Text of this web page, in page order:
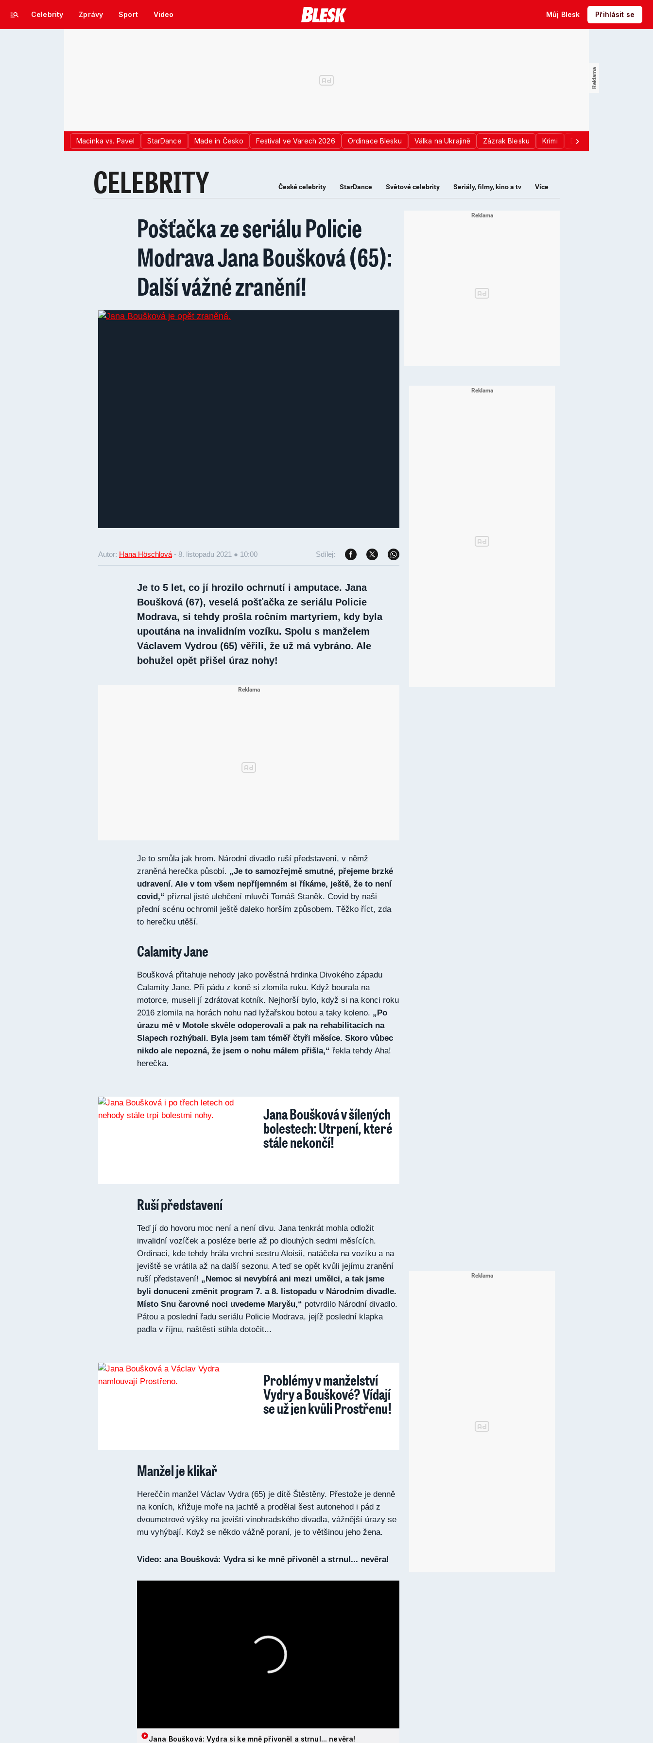
Celebrity Zprávy Sport Video Můj Blesk Přihlásit se
Macinka vs. Pavel StarDance Made in Česko Festival ve Varech 2026 Ordinace Blesku Válka na Ukrajině Zázrak Blesku Krimi Donald Trump
CELEBRITY České celebrity StarDance Světové celebrity Seriály, filmy, kino a tv Více
Pošťačka ze seriálu Policie
Modrava Jana Boušková (65):
Další vážné zranění!
Autor: Hana Höschlová - 8. listopadu 2021 ● 10:00 Sdílej:
Je to 5 let, co jí hrozilo ochrnutí i amputace. Jana
Boušková (67), veselá pošťačka ze seriálu Policie
Modrava, si tehdy prošla ročním martyriem, kdy byla
upoutána na invalidním vozíku. Spolu s manželem
Václavem Vydrou (65) věřili, že už má vybráno. Ale
bohužel opět přišel úraz nohy!
Je to smůla jak hrom. Národní divadlo ruší představení, v němž
zraněná herečka působí. „Je to samozřejmě smutné, přejeme brzké
udravení. Ale v tom všem nepříjemném si říkáme, ještě, že to není
covid,“ přiznal jisté ulehčení mluvčí Tomáš Staněk. Covid by naši
přední scénu ochromil ještě daleko horším způsobem. Těžko říct, zda
to herečku utěší.
Calamity Jane
Boušková přitahuje nehody jako pověstná hrdinka Divokého západu
Calamity Jane. Při pádu z koně si zlomila ruku. Když bourala na
motorce, museli jí zdrátovat kotník. Nejhorší bylo, když si na konci roku
2016 zlomila na horách nohu nad lyžařskou botou a taky koleno. „Po
úrazu mě v Motole skvěle odoperovali a pak na rehabilitacích na
Slapech rozhýbali. Byla jsem tam téměř čtyři měsíce. Skoro vůbec
nikdo ale nepozná, že jsem o nohu málem přišla,“ řekla tehdy Aha!
herečka.
Jana Boušková v šílených
bolestech: Utrpení, které
stále nekončí!
Ruší představení
Teď jí do hovoru moc není a není divu. Jana tenkrát mohla odložit
invalidní vozíček a posléze berle až po dlouhých sedmi měsících.
Ordinaci, kde tehdy hrála vrchní sestru Aloisii, natáčela na vozíku a na
jeviště se vrátila až na další sezonu. A teď se opět kvůli jejímu zranění
ruší představení! „Nemoc si nevybírá ani mezi umělci, a tak jsme
byli donuceni změnit program 7. a 8. listopadu v Národním divadle.
Místo Snu čarovné noci uvedeme Maryšu,“ potvrdilo Národní divadlo.
Pátou a poslední řadu seriálu Policie Modrava, jejíž poslední klapka
padla v říjnu, naštěstí stihla dotočit...
Problémy v manželství
Vydry a Bouškové? Vídají
se už jen kvůli Prostřenu!
Manžel je klikař
Hereččin manžel Václav Vydra (65) je dítě Štěstěny. Přestože je denně
na koních, křižuje moře na jachtě a prodělal šest autonehod i pád z
dvoumetrové výšky na jevišti vinohradského divadla, vážnější úrazy se
mu vyhýbají. Když se někdo vážně poraní, je to většinou jeho žena.
Video: ana Boušková: Vydra si ke mně přivoněl a strnul... nevěra!
Jana Boušková: Vydra si ke mně přivoněl a strnul... nevěra!